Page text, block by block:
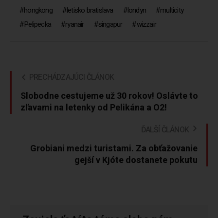
hongkong
letisko bratislava londyn
multicity
Pelipecka
ryanair singapur wizzair
PRECHÁDZAJÚCI ČLÁNOK
Slobodne cestujeme už 30 rokov! Oslávte to
zľavami na letenky od Pelikána a O2!
ĎALŠÍ ČLÁNOK
Grobiani medzi turistami. Za obťažovanie
gejší v Kjóte dostanete pokutu